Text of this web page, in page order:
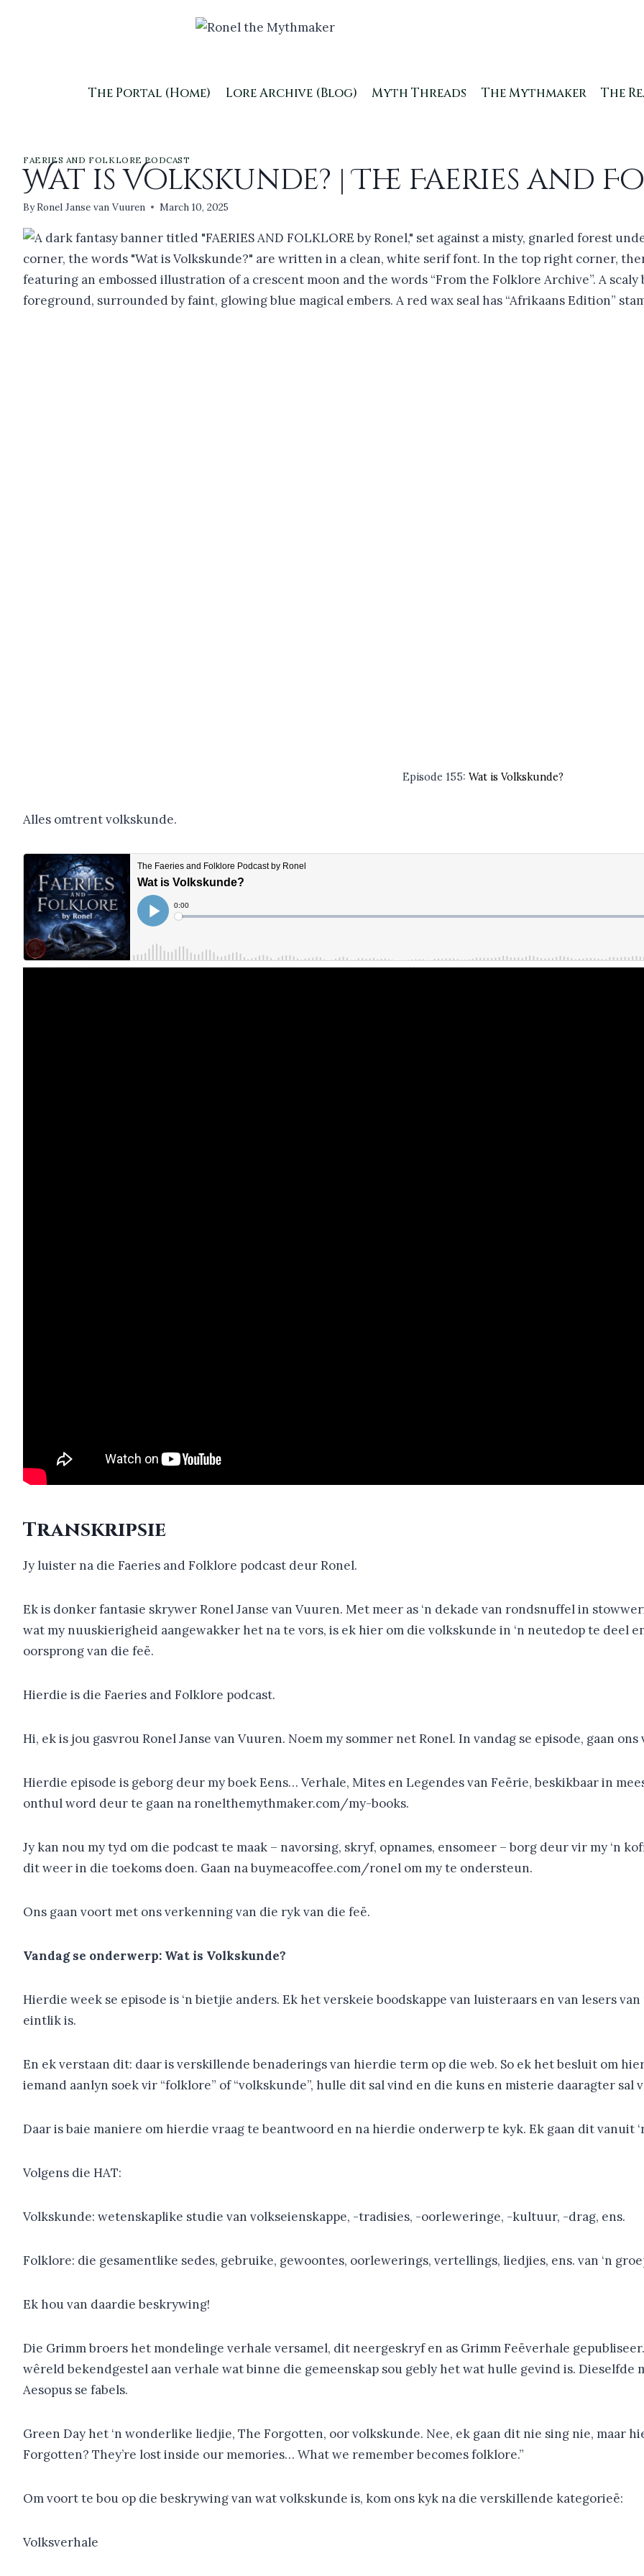
The Portal (Home) Lore Archive (Blog) Myth Threads The Mythmaker The
FAERIES AND FOLKLORE PODCAST
Wat is Volkskunde? | The Faeries and
ByRonel Janse van Vuuren March 10, 2025
Episode 155: Wat is Volkskunde?
Alles omtrent volkskunde.
Transkripsie
Jy luister na die Faeries and Folklore podcast deur Ronel.
Ek is donker fantasie skrywer Ronel Janse van Vuuren. Met meer as ‘n dekade van rondsnuffel in
wat my nuuskierigheid aangewakker het na te vors, is ek hier om die volkskunde in ‘n neutedop te deel
oorsprong van die feë.
Hierdie is die Faeries and Folklore podcast.
Hi, ek is jou gasvrou Ronel Janse van Vuuren. Noem my sommer net Ronel. In vandag se episode, gaan
Hierdie episode is geborg deur my boek Eens… Verhale, Mites en Legendes van Feërie, beskikbaar in
onthul word deur te gaan na ronelthemythmaker.com/my-books.
Jy kan nou my tyd om die podcast te maak – navorsing, skryf, opnames, ensomeer – borg deur vir my ‘n
dit weer in die toekoms doen. Gaan na buymeacoffee.com/ronel om my te ondersteun.
Ons gaan voort met ons verkenning van die ryk van die feë.
Vandag se onderwerp: Wat is Volkskunde?
Hierdie week se episode is ‘n bietjie anders. Ek het verskeie boodskappe van luisteraars en van lesers
eintlik is.
En ek verstaan dit: daar is verskillende benaderings van hierdie term op die web. So ek het besluit om
iemand aanlyn soek vir “folklore” of “volkskunde”, hulle dit sal vind en die kuns en misterie daaragter sal
Daar is baie maniere om hierdie vraag te beantwoord en na hierdie onderwerp te kyk. Ek gaan dit vanuit
Volgens die HAT:
Volkskunde: wetenskaplike studie van volkseienskappe, -tradisies, -oorleweringe, -kultuur, -drag, ens.
Folklore: die gesamentlike sedes, gebruike, gewoontes, oorlewerings, vertellings, liedjies, ens. van ‘n
Ek hou van daardie beskrywing!
Die Grimm broers het mondelinge verhale versamel, dit neergeskryf en as Grimm Feëverhale
wêreld bekendgestel aan verhale wat binne die gemeenskap sou gebly het wat hulle gevind is. Dieselfde
Aesopus se fabels.
Green Day het ‘n wonderlike liedjie, The Forgotten, oor volkskunde. Nee, ek gaan dit nie sing nie, maar
Forgotten? They’re lost inside our memories… What we remember becomes folklore.”
Om voort te bou op die beskrywing van wat volkskunde is, kom ons kyk na die verskillende kategorieë:
Volksverhale